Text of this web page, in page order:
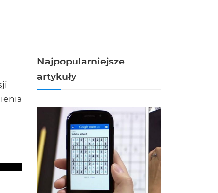
Najpopularniejsze
artykuły